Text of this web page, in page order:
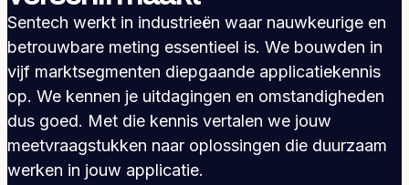
Sentech werkt in industrieën waar nauwkeurige en
betrouwbare meting essentieel is. We bouwden in
vijf marktsegmenten diepgaande applicatiekennis
op. We kennen je uitdagingen en omstandigheden
dus goed. Met die kennis vertalen we jouw
meetvraagstukken naar oplossingen die duurzaam
werken in jouw applicatie.